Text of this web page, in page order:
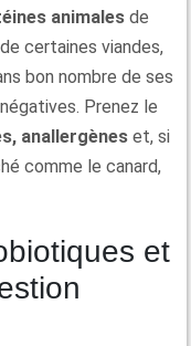
animales de
certaines viandes,
bon nombre de ses
Prenez le
anallergènes et, si
comme le canard,